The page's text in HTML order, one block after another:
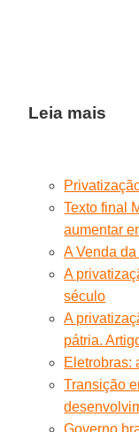
Leia mais
Texto final
aumentar
A Venda
A
século
A
pátria.
Eletrobras:
Transição
Governo